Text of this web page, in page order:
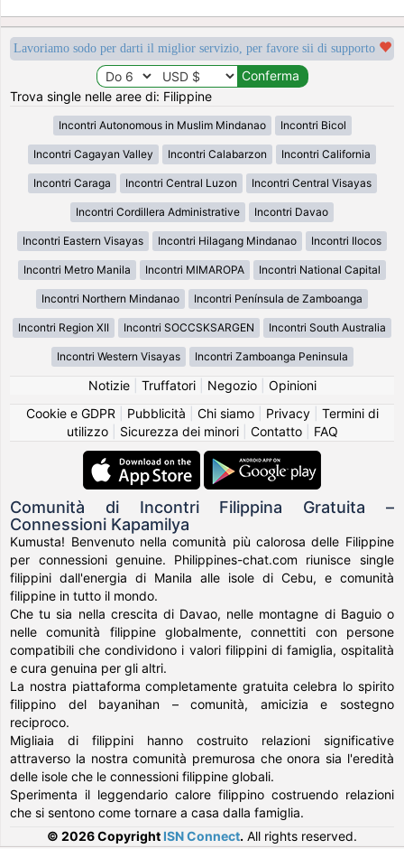
Lavoriamo sodo per darti il miglior servizio, per favore sii di supporto
Trova single nelle aree di: Filippine
Incontri Autonomous in Muslim Mindanao Incontri Bicol
Incontri Cagayan Valley Incontri Calabarzon Incontri California
Incontri Caraga Incontri Central Luzon Incontri Central Visayas
Incontri Cordillera Administrative Incontri Davao
Incontri Eastern Visayas Incontri Hilagang Mindanao Incontri Ilocos
Incontri Metro Manila Incontri MIMAROPA Incontri National Capital
Incontri Northern Mindanao Incontri Península de Zamboanga
Incontri Region XII Incontri SOCCSKSARGEN Incontri South Australia
Incontri Western Visayas Incontri Zamboanga Peninsula
Notizie| Truffatori| Negozio| Opinioni
Cookie e GDPR
Pubblicità Chi siamo| Privacy| Termini di
utilizzo| Sicurezza dei minori| Contatto| FAQ
Comunità di Incontri Filippina Gratuita –
Connessioni Kapamilya
Kumusta! Benvenuto nella comunità più calorosa delle Filippine
per connessioni genuine. Philippines-chat.com riunisce single
filippini dall'energia di Manila alle isole di Cebu, e comunità
filippine in tutto il mondo.
Che tu sia nella crescita di Davao, nelle montagne di Baguio o
nelle comunità filippine globalmente, connettiti con persone
compatibili che condividono i valori filippini di famiglia, ospitalità
e cura genuina per gli altri.
La nostra piattaforma completamente gratuita celebra lo spirito
filippino del bayanihan – comunità, amicizia e sostegno
reciproco.
Migliaia di filippini hanno costruito relazioni significative
attraverso la nostra comunità premurosa che onora sia l'eredità
delle isole che le connessioni filippine globali.
Sperimenta il leggendario calore filippino costruendo relazioni
che si sentono come tornare a casa dalla famiglia.
© 2026 Copyright ISN Connect. All rights reserved.